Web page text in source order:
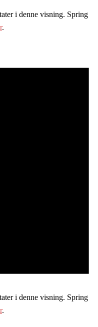
i denne visning. Spring
.
i denne visning. Spring
.